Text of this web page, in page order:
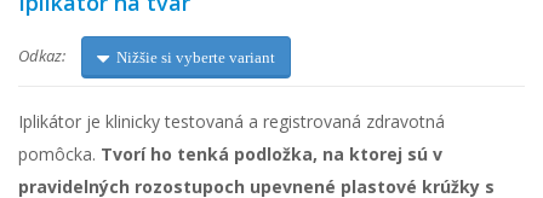
Odkaz: Nižšie si vyberte variant
Iplikátor je klinicky testovaná a registrovaná zdravotná
pomôcka. Tvorí ho tenká podložka, na ktorej sú v
pravidelných rozostupoch upevnené plastové krúžky s